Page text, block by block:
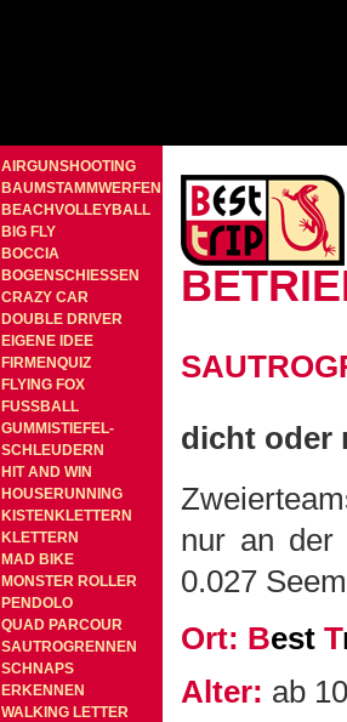
AIRGUNSHOOTING
BAUMSTAMMWERFEN
BEACHVOLLEYBALL
BIG FLY
BOCCIA
BOGENSCHIESSEN
CRAZY CAR
DOUBLE DRIVER
EIGENE IDEE
FIRMENQUIZ
FLYING FOX
FUSSBALL
GUMMISTIEFEL-
SCHLEUDERN
HIT AND WIN
HOUSERUNNING
KISTENKLETTERN
KLETTERN
MAD BIKE
MONSTER ROLLER
PENDOLO
QUAD PARCOUR
SAUTROGRENNEN
SCHNAPS
ERKENNEN
WALKING LETTER
dicht oder
nur an der
0.027
Ort: Best T
Alter: ab